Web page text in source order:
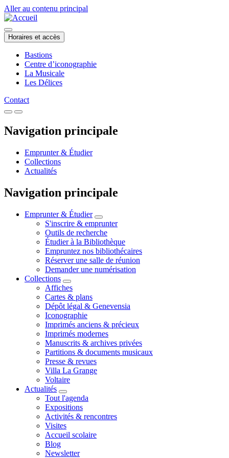
Aller au contenu principal
Horaires et accès
Bastions
Centre d’iconographie
La Musicale
Les Délices
Contact
Navigation principale
Emprunter & Étudier
Collections
Actualités
Navigation principale
Emprunter & Étudier
S'inscrire & emprunter
Outils de recherche
Étudier à la Bibliothèque
Empruntez nos bibliothécaires
Réserver une salle de réunion
Demander une numérisation
Collections
Affiches
Cartes & plans
Dépôt légal & Genevensia
Iconographie
Imprimés anciens & précieux
Imprimés modernes
Manuscrits & archives privées
Partitions & documents musicaux
Presse & revues
Villa La Grange
Voltaire
Actualités
Tout l'agenda
Expositions
Activités & rencontres
Visites
Accueil scolaire
Blog
Newsletter